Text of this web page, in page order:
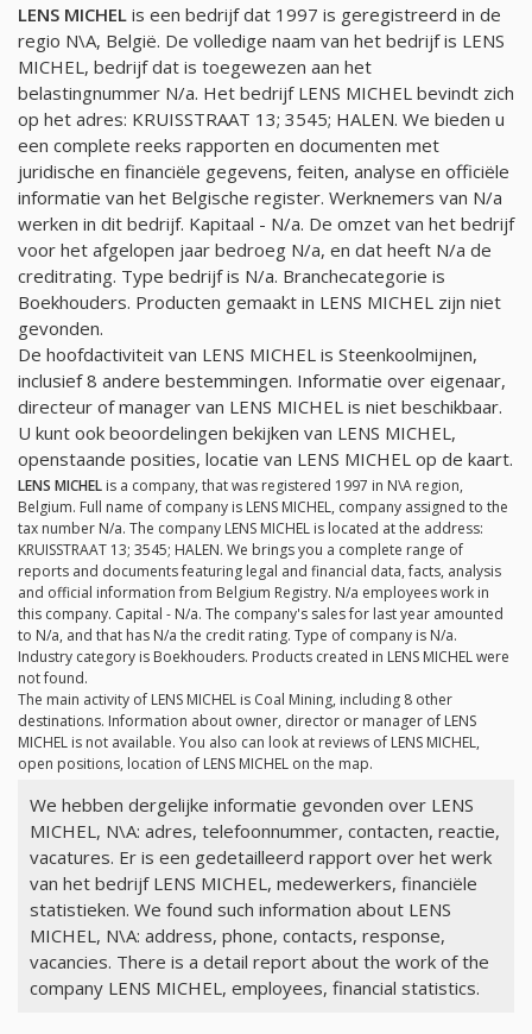
LENS MICHEL is een bedrijf dat 1997 is geregistreerd in de
regio N\A, België. De volledige naam van het bedrijf is LENS
MICHEL, bedrijf dat is toegewezen aan het
belastingnummer N/a. Het bedrijf LENS MICHEL bevindt zich
op het adres: KRUISSTRAAT 13; 3545; HALEN. We bieden u
een complete reeks rapporten en documenten met
juridische en financiële gegevens, feiten, analyse en officiële
informatie van het Belgische register. Werknemers van N/a
werken in dit bedrijf. Kapitaal - N/a. De omzet van het bedrijf
voor het afgelopen jaar bedroeg N/a, en dat heeft N/a de
creditrating. Type bedrijf is N/a. Branchecategorie is
Boekhouders. Producten gemaakt in LENS MICHEL zijn niet
gevonden.
De hoofdactiviteit van LENS MICHEL is Steenkoolmijnen,
inclusief 8 andere bestemmingen. Informatie over eigenaar,
directeur of manager van LENS MICHEL is niet beschikbaar.
U kunt ook beoordelingen bekijken van LENS MICHEL,
openstaande posities, locatie van LENS MICHEL op de kaart.
LENS MICHEL is a company, that was registered 1997 in N\A region,
Belgium. Full name of company is LENS MICHEL, company assigned to the
tax number N/a. The company LENS MICHEL is located at the address:
KRUISSTRAAT 13; 3545; HALEN. We brings you a complete range of
reports and documents featuring legal and financial data, facts, analysis
and official information from Belgium Registry. N/a employees work in
this company. Capital - N/a. The company's sales for last year amounted
to N/a, and that has N/a the credit rating. Type of company is N/a.
Industry category is Boekhouders. Products created in LENS MICHEL were
not found.
The main activity of LENS MICHEL is Coal Mining, including 8 other
destinations. Information about owner, director or manager of LENS
MICHEL is not available. You also can look at reviews of LENS MICHEL,
open positions, location of LENS MICHEL on the map.
We hebben dergelijke informatie gevonden over LENS
MICHEL, N\A: adres, telefoonnummer, contacten, reactie,
vacatures. Er is een gedetailleerd rapport over het werk
van het bedrijf LENS MICHEL, medewerkers, financiële
statistieken. We found such information about LENS
MICHEL, N\A: address, phone, contacts, response,
vacancies. There is a detail report about the work of the
company LENS MICHEL, employees, financial statistics.